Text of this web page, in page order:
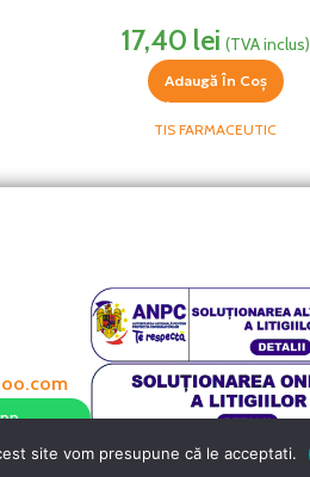
17,40 lei (TVA inclus)
Adaugă În Coș
TIS FARMACEUTIC
site vom presupune că le acceptati.